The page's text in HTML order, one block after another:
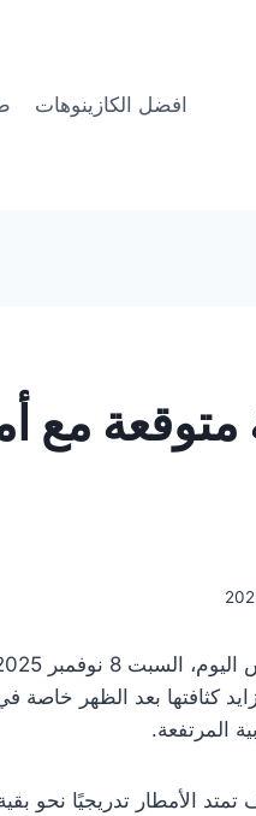
افضل الكازينوهات
متوقعة مع
كثافتها بعد الظهر
المرتفعة.
الأمطار تدريجيًا نحو